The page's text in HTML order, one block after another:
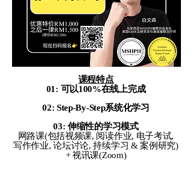
课程特点
01: 可以100%在线上完成
02: Step-By-Step系统化学习
03: 伸缩性的学习模式
网路课(包括视频课, 阅读作业, 电子考试,
写作作业, 论坛讨论, 持续学习 & 案例研究)
+ 视讯课(Zoom)